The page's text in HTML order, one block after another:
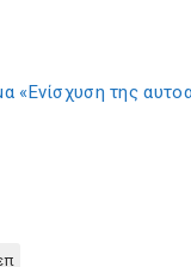
«Ενίσχυση της